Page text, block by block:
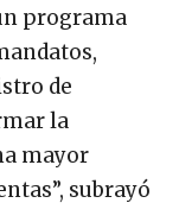
programa
de
la
mayor
subrayó